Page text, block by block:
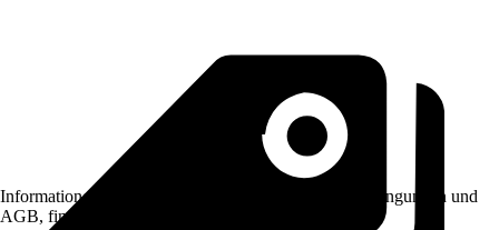
Informationen des Verkäufers, wie z. B. Rückgabebedingungen und
AGB, finden Sie bei Klick auf den Verkäufernamen.